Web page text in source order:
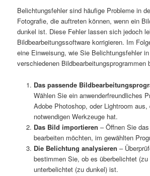
Belichtungsfehler sind häufige Probleme in
Fotografie, die auftreten können, wenn ein
dunkel ist. Diese Fehler lassen sich jedoch
Bildbearbeitungssoftware korrigieren. Im
eine Einweisung, wie Sie Belichtungsfehler
verschiedenen Bildbearbeitungsprogrammen
Das passende
Wählen Sie ein anwenderfreundliches
Adobe Photoshop, oder Lightroom aus,
notwendigen Werkzeuge hat.
Das Bild importieren – Öffnen Sie
bearbeiten möchten, im gewählten
Die Belichtung analysieren –
bestimmen Sie, ob es überbelichtet (zu
unterbelichtet (zu dunkel) ist.